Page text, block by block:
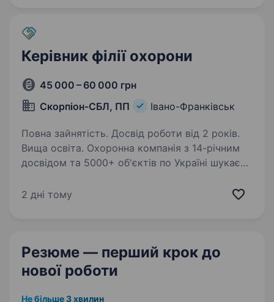
Керівник філії охорони
45 000 – 60 000 грн
Скорпіон-СБЛ, ПП
Івано-Франківськ
Повна зайнятість. Досвід роботи від 2 років.
Вища освіта. Охоронна компанія з 14-річним
досвідом та 5000+ об'єктів по Україні шукає
Філія вже працює — є команда, є клієнти, є
2 дні тому
Резюме — перший крок до
нової роботи
Не більше 3 хвилин